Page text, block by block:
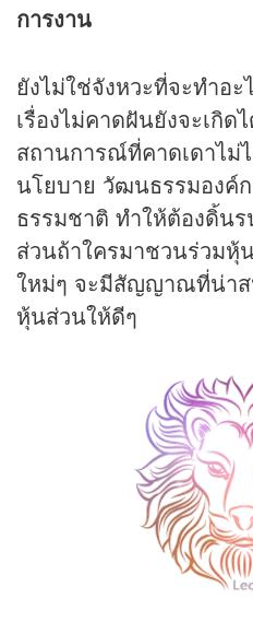
การงาน
ยังไม่ใช่จังหวะที่จะทำอะ
เรื่องไม่คาดฝันยังจะเกิด
สถานการณ์ที่คาดเดาไม่
นโยบาย วัฒนธรรมองค์
ธรรมชาติ ทำให้ต้องดิ้น
ส่วนถ้าใครมาชวนร่วมหุ้
ใหม่ๆ จะมีสัญญาณที่น่าส
หุ้นส่วนให้ดีๆ